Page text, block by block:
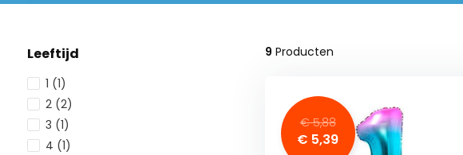
Leeftijd
1 (1)
2 (2)
3 (1)
4 (1)
9 Producten
€ 5,88
€ 5,39